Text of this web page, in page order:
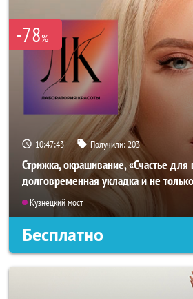
-78%
10:47:40 Получили: 203
Стрижка, окрашивание, «Счастье для
долговременная укладка и не только
Кузнецкий мост
Бесплатно